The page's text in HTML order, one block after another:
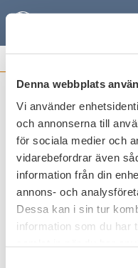
Denna webbplats
Vi använder
och annonserna till
för sociala medier och
vidarebefordrar även
information från din
annons- och
Dessa kan i sin tur
information som du har
ändring av
administrativt
beskattning
20